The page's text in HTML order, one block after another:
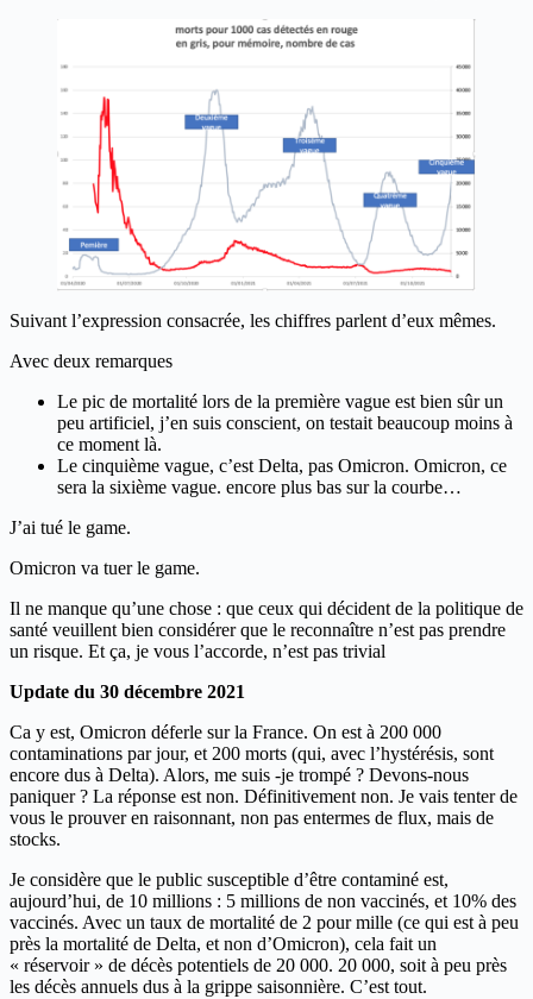
Suivant l’expression consacrée, les chiffres parlent d’eux mêmes.
Avec deux remarques
Le pic de mortalité lors de la première vague est bien sûr un
peu artificiel, j’en suis conscient, on testait beaucoup moins à
ce moment là.
Le cinquième vague, c’est Delta, pas Omicron. Omicron, ce
sera la sixième vague. encore plus bas sur la courbe…
J’ai tué le game.
Omicron va tuer le game.
Il ne manque qu’une chose : que ceux qui décident de la politique de
santé veuillent bien considérer que le reconnaître n’est pas prendre
un risque. Et ça, je vous l’accorde, n’est pas trivial
Update du 30 décembre 2021
Ca y est, Omicron déferle sur la France. On est à 200 000
contaminations par jour, et 200 morts (qui, avec l’hystérésis, sont
encore dus à Delta). Alors, me suis -je trompé ? Devons-nous
paniquer ? La réponse est non. Définitivement non. Je vais tenter de
vous le prouver en raisonnant, non pas entermes de flux, mais de
stocks.
Je considère que le public susceptible d’être contaminé est,
aujourd’hui, de 10 millions : 5 millions de non vaccinés, et 10% des
vaccinés. Avec un taux de mortalité de 2 pour mille (ce qui est à peu
près la mortalité de Delta, et non d’Omicron), cela fait un
« réservoir » de décès potentiels de 20 000. 20 000, soit à peu près
les décès annuels dus à la grippe saisonnière. C’est tout.